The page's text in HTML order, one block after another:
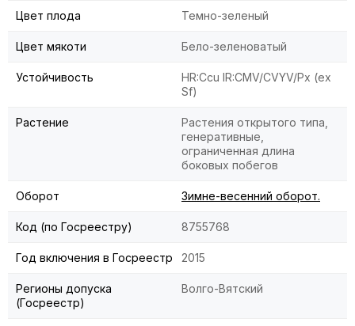
Цвет плода Темно-зеленый
Цвет мякоти Бело-зеленоватый
Устойчивость
HR:Ccu IR:CMV/CVYV/Px (ex
Sf)
Растение
Растения открытого типа,
генеративные,
ограниченная длина
боковых побегов
Оборот Зимне-весенний оборот.
Код (по Госреестру) 8755768
Год включения в Госреестр 2015
Регионы допуска
(Госреестр)
Волго-Вятский